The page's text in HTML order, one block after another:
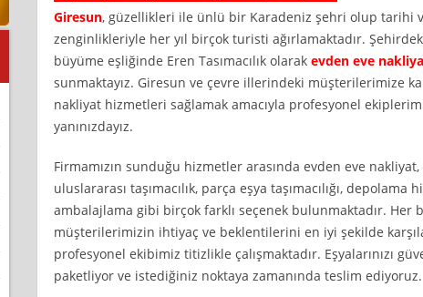
Giresun, güzellikleri ile ünlü bir Karadeniz şehri olup tarihi
zenginlikleriyle her yıl birçok turisti ağırlamaktadır.
büyüme eşliğinde Eren Tasımacılık olarak evden eve
sunmaktayız. Giresun ve çevre illerindeki müşterilerimize
nakliyat hizmetleri sağlamak amacıyla profesyonel
yanınızdayız.
Firmamızın sunduğu hizmetler arasında evden eve nakliyat,
uluslararası taşımacılık, parça eşya taşımacılığı, depolama
ambalajlama gibi birçok farklı seçenek bulunmaktadır. Her
müşterilerimizin ihtiyaç ve beklentilerini en iyi şekilde
profesyonel ekibimiz titizlikle çalışmaktadır. Eşyalarınızı
paketliyor ve istediğiniz noktaya zamanında teslim ediyoruz.